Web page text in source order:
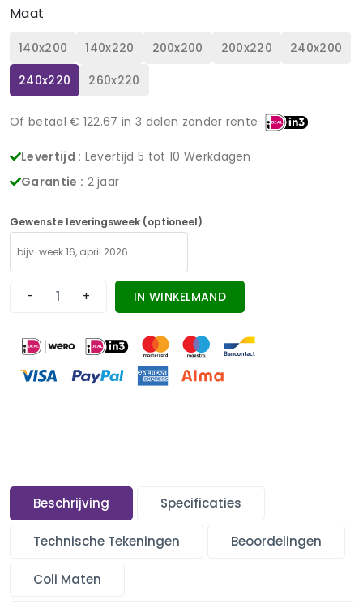
Maat
140x200 140x220 200x200 200x220
240x200
240x220
260x220
Of betaal € 122.67 in 3 delen zonder rente
Levertijd : Levertijd 5 tot 10 Werkdagen
Garantie : 2 jaar
Gewenste leveringsweek (optioneel)
- + IN WINKELMAND
Beschrijving Specificaties
Technische Tekeningen Beoordelingen
Coli Maten